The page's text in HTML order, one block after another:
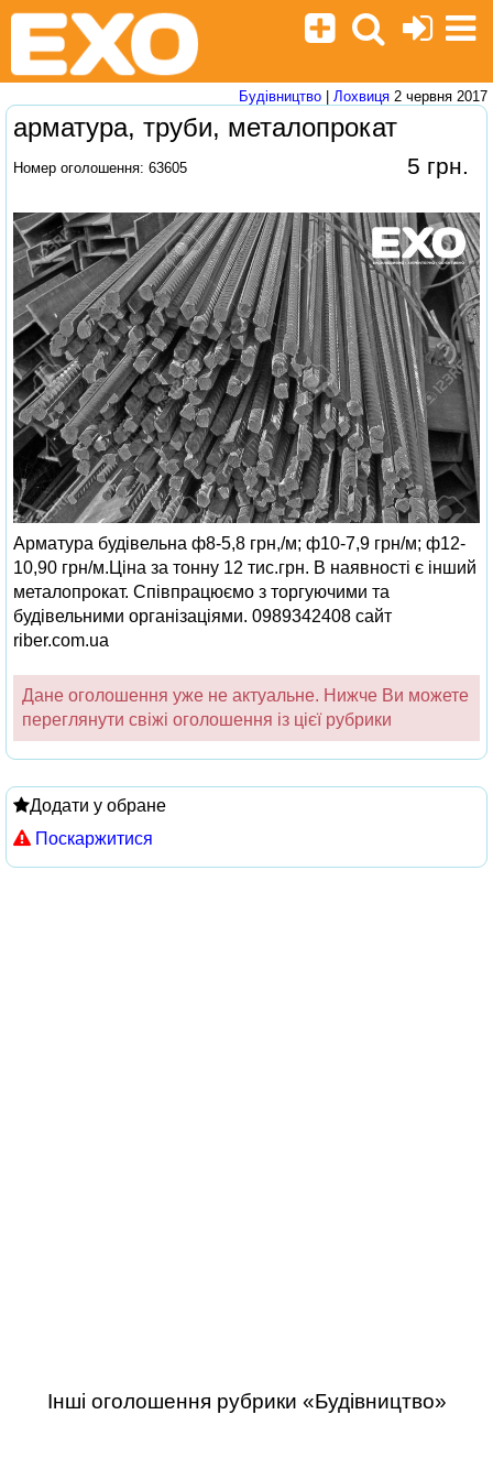
Будівництво Лохвиця 2 червня 2017
арматура, труби, металопрокат
Номер оголошення: 63605 5 грн.
Арматура будiвельна ф8-5,8 грн,/м; ф10-7,9 грн/м; ф12-
10,90 грн/м.Цiна за тонну 12 тис.грн. В наявностi є iнший
металопрокат. Спiвпрацюємо з торгуючими та
будiвельними органiзацiями. 0989342408 сайт
riber.com.ua
Дане оголошення уже не актуальне. Нижче Ви можете
переглянути свіжі оголошення із цієї рубрики
Додати у обране
Поскаржитися
Інші оголошення рубрики «Будівництво»